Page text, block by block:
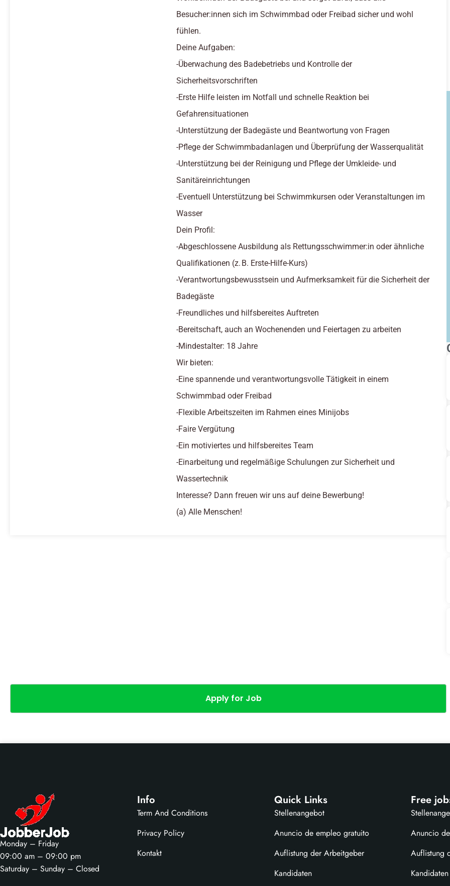
Besucher:innen sich im Schwimmbad oder Freibad sicher und wohl
fühlen.
Deine Aufgaben:
-Überwachung des Badebetriebs und Kontrolle der
Sicherheitsvorschriften
-Erste Hilfe leisten im Notfall und schnelle Reaktion bei
Gefahrensituationen
-Unterstützung der Badegäste und Beantwortung von Fragen
-Pflege der Schwimmbadanlagen und Überprüfung der Wasserqualität
-Unterstützung bei der Reinigung und Pflege der Umkleide- und
Sanitäreinrichtungen
-Eventuell Unterstützung bei Schwimmkursen oder Veranstaltungen im
Wasser
Dein Profil:
-Abgeschlossene Ausbildung als Rettungsschwimmer:in oder ähnliche
Qualifikationen (z. B. Erste-Hilfe-Kurs)
-Verantwortungsbewusstsein und Aufmerksamkeit für die Sicherheit der
Badegäste
-Freundliches und hilfsbereites Auftreten
-Bereitschaft, auch an Wochenenden und Feiertagen zu arbeiten
-Mindestalter: 18 Jahre
Wir bieten:
-Eine spannende und verantwortungsvolle Tätigkeit in einem
Schwimmbad oder Freibad
-Flexible Arbeitszeiten im Rahmen eines Minijobs
-Faire Vergütung
-Ein motiviertes und hilfsbereites Team
-Einarbeitung und regelmäßige Schulungen zur Sicherheit und
Wassertechnik
Interesse? Dann freuen wir uns auf deine Bewerbung!
(a) Alle Menschen!
Apply for Job
Monday – Friday
09:00 am – 09:00 pm
Saturday – Sunday – Closed
Info
Term And Conditions
Privacy Policy
Kontakt
Quick Links
Stellenangebot
Anuncio de empleo gratuito
Auflistung der Arbeitgeber
Kandidaten
Free
Anuncio
Auflistung
Kandidaten